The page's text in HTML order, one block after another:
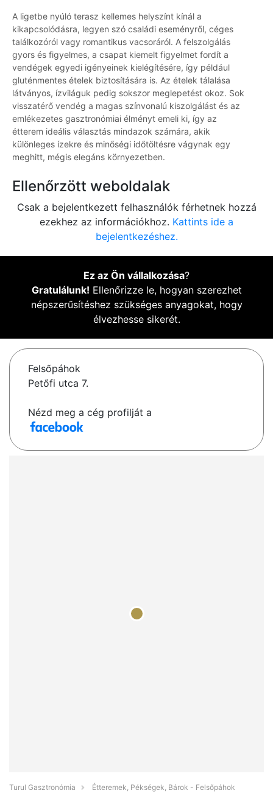
A ligetbe nyúló terasz kellemes helyszínt kínál a
kikapcsolódásra, legyen szó családi eseményről, céges
találkozóról vagy romantikus vacsoráról. A felszolgálás
gyors és figyelmes, a csapat kiemelt figyelmet fordít a
vendégek egyedi igényeinek kielégítésére, így például
gluténmentes ételek biztosítására is. Az ételek tálalása
látványos, ízviláguk pedig sokszor meglepetést okoz. Sok
visszatérő vendég a magas színvonalú kiszolgálást és az
emlékezetes gasztronómiai élményt emeli ki, így az
étterem ideális választás mindazok számára, akik
különleges ízekre és minőségi időtöltésre vágynak egy
meghitt, mégis elegáns környezetben.
Ellenőrzött weboldalak
Csak a bejelentkezett felhasználók férhetnek hozzá
ezekhez az információkhoz. Kattints ide a
bejelentkezéshez.
Ez az Ön vállalkozása?
Gratulálunk! Ellenőrizze le, hogyan szerezhet
népszerűsítéshez szükséges anyagokat, hogy
élvezhesse sikerét.
Felsőpáhok
Petőfi utca 7.
Nézd meg a cég profilját a
Turul Gasztronómia
Étteremek, Pékségek, Bárok - Felsőpáhok